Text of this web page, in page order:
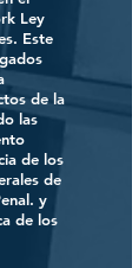
Ley
Este
de la
las
de los
de
y
de los